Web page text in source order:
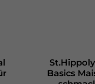
Basics